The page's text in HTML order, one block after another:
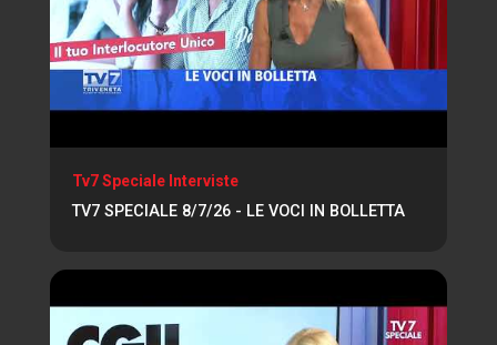
Tv7 Speciale Interviste
TV7 SPECIALE 8/7/26 - LE VOCI IN BOLLETTA